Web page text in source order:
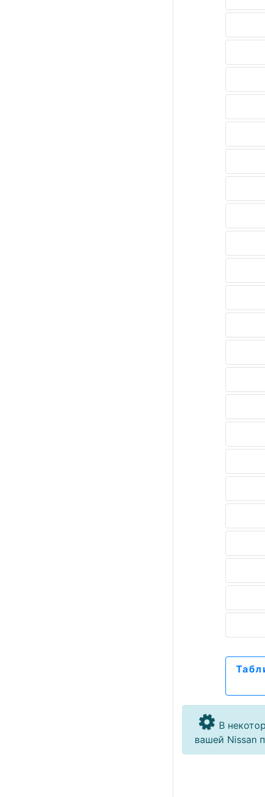
В
вашей Nissan